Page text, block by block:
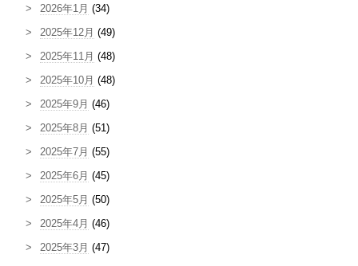
2026年1月 (34)
2025年12月 (49)
2025年11月 (48)
2025年10月 (48)
2025年9月 (46)
2025年8月 (51)
2025年7月 (55)
2025年6月 (45)
2025年5月 (50)
2025年4月 (46)
2025年3月 (47)